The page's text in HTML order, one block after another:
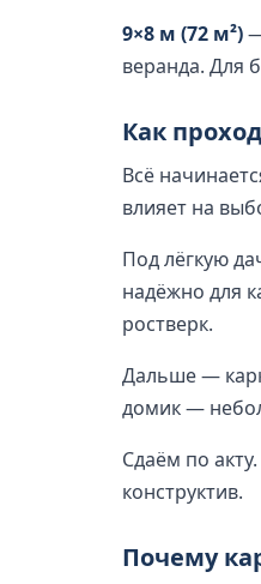
9×8 м (72 м²)
веранда. Для
Как
Всё
влияет на
Под лёгкую
надёжно для
ростверк.
Дальше —
домик —
Сдаём по
конструктив.
Почему